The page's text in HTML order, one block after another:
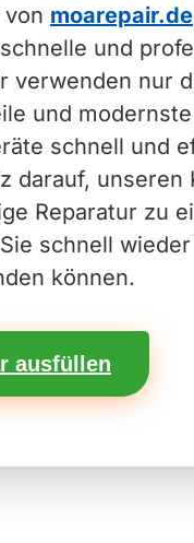
moarepair.de
und
verwenden nur
und modernste
schnell und
darauf, unseren
Reparatur zu
schnell
können.
ausfüllen